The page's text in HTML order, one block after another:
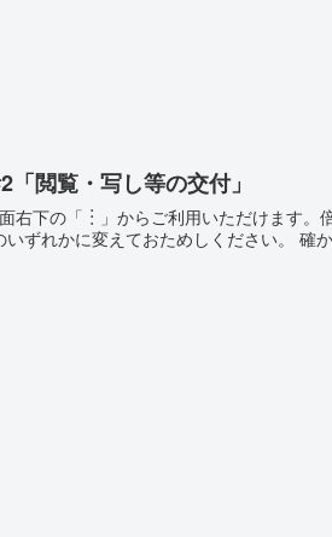
閲覧・写し等の交付」
下の「︙」からご利用いただけます。
ずれかに変えておためしください。 確